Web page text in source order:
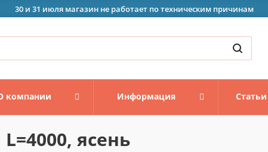
30 и 31 июля магазин не работает по техническим причинам
компании Информация Статьи
ясень